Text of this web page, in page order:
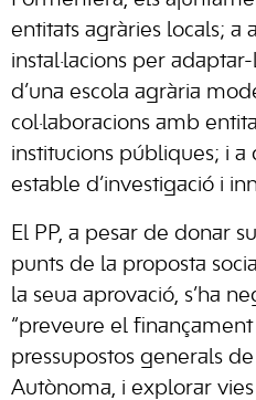
entitats agràries locals; a
instal·lacions per
d’una escola agrària
col·laboracions amb
institucions públiques; i
estable d’investigació i
El PP, a pesar de donar
punts de la proposta
la seua aprovació, s’ha
“preveure el
pressupostos generals
Autònoma, i explorar